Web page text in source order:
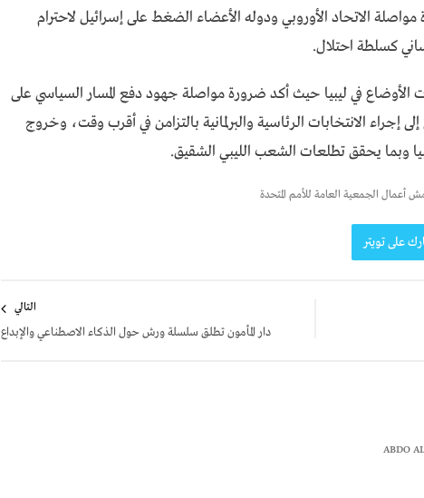
الاتحاد الأوروبي ودوله الأعضاء الضغط على إسرائيل لاحترام
كسلطة احتلال.
الأوضاع في ليبيا حيث أكد ضرورة مواصلة جهود دفع المسار السياسي على
إجراء الانتخابات الرئاسية والبرلمانية بالتزامن في أقرب وقت، وخروج
وبما يحقق تطلعات الشعب الليبي الشقيق.
أعمال الجمعية العامة للأمم المتحدة
على تويتر
التالي
دار المأمون تطلق سلسلة ورش حول الذكاء الاصطناعي والإبداع
ABDO